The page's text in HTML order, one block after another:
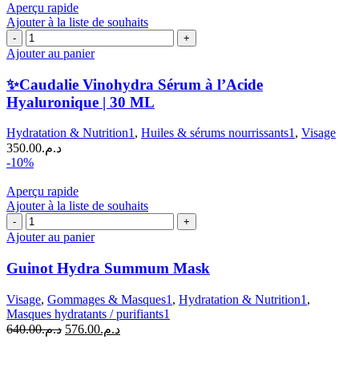
Aperçu rapide
Ajouter à la liste de souhaits
quantité
de
✨Caudalie
Vinohydra
Sérum
à
Hyaluronique
|
30
Ajouter au panier
✨Caudalie Vinohydra Sérum à l’Acide
Hyaluronique | 30 ML
Hydratation & Nutrition1, Huiles & sérums nourrissants1, Visage
د.م.350.00
-10%
Aperçu rapide
Ajouter à la liste de souhaits
quantité
de
Hydra
Summum
Mask
Ajouter au panier
Guinot Hydra Summum Mask
Visage, Gommages & Masques1 , Hydratation & Nutrition1 ,
Masques hydratants / purifiants1
د.م.640.00
Le
د.م.576.00
Le